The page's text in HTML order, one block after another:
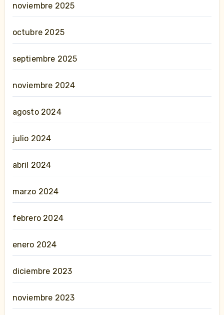
noviembre 2025
octubre 2025
septiembre 2025
noviembre 2024
agosto 2024
julio 2024
abril 2024
marzo 2024
febrero 2024
enero 2024
diciembre 2023
noviembre 2023